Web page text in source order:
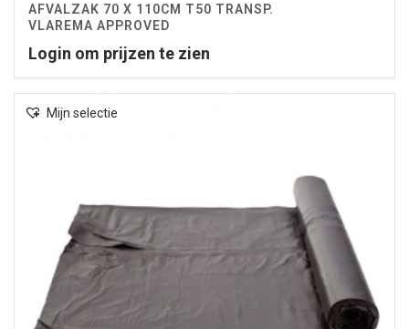
AFVALZAK 70 X 110CM T50 TRANSP.
VLAREMA APPROVED
Login om prijzen te zien
Mijn selectie